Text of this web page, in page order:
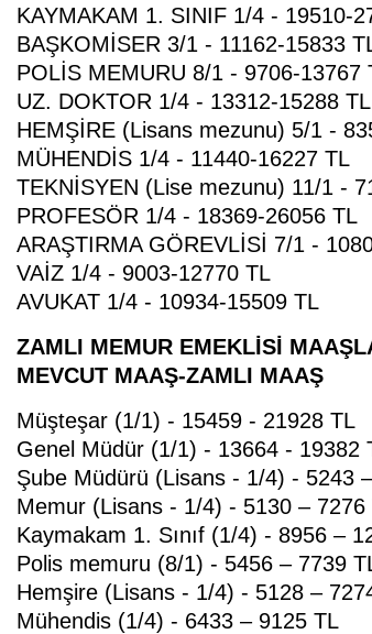
KAYMAKAM 1. SINIF 1/4 - 19510-
BAŞKOMİSER 3/1 - 11162-15833
POLİS MEMURU 8/1 - 9706-13767
UZ. DOKTOR 1/4 - 13312-15288 TL
HEMŞİRE (Lisans mezunu) 5/1 -
MÜHENDİS 1/4 - 11440-16227 TL
TEKNİSYEN (Lise mezunu) 11/1 -
PROFESÖR 1/4 - 18369-26056 TL
ARAŞTIRMA GÖREVLİSİ 7/1 -
VAİZ 1/4 - 9003-12770 TL
AVUKAT 1/4 - 10934-15509 TL
ZAMLI MEMUR EMEKLİSİ
MEVCUT MAAŞ-ZAMLI MAAŞ
Müşteşar (1/1) - 15459 - 21928 TL
Genel Müdür (1/1) - 13664 - 19382
Şube Müdürü (Lisans - 1/4) - 5243
Memur (Lisans - 1/4) - 5130 – 7276
Kaymakam 1. Sınıf (1/4) - 8956 –
Polis memuru (8/1) - 5456 – 7739
Hemşire (Lisans - 1/4) - 5128 –
Mühendis (1/4) - 6433 – 9125 TL